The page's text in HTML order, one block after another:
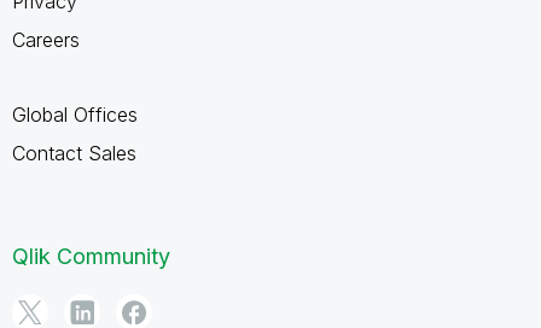
Careers
Global Offices
Contact Sales
Qlik Community